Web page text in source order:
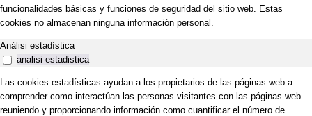
funcionalidades básicas y funciones de seguridad del sitio web. Estas
cookies no almacenan ninguna información personal.
Análisi estadística
analisi-estadistica
Las cookies estadísticas ayudan a los propietarios de las páginas web a
comprender como interactúan las personas visitantes con las páginas web
reuniendo y proporcionando información como cuantificar el número de